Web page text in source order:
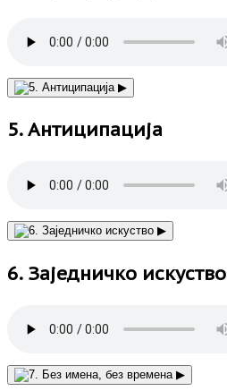
▶
5. Антиципација
▶
6. Заједничко искуство
▶